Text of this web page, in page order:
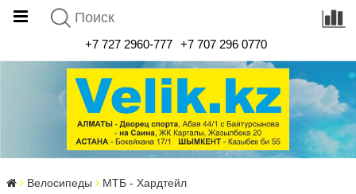
+7 727 2960-777 +7 707 296 0770
Велосипеды МТБ - Хардтейл